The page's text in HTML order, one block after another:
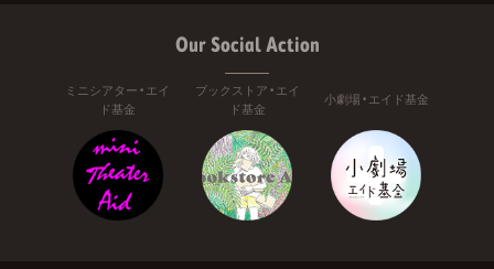
Our Social Action
ミニシアター・エイ
ド基金
ブックストア・エイ
ド基金
小劇場・エイド基金